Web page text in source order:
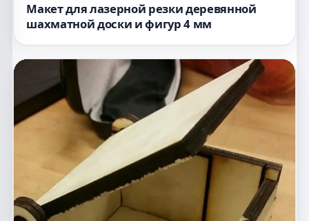
Макет для лазерной резки деревянной
шахматной доски и фигур 4 мм